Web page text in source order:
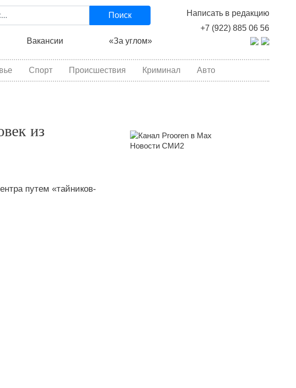
Написать в редакцию
+7 (922) 885 06 56
Поиск
Вакансии «За углом»
Спорт Происшествия Криминал Авто
из
путем «тайников-
Новости СМИ2